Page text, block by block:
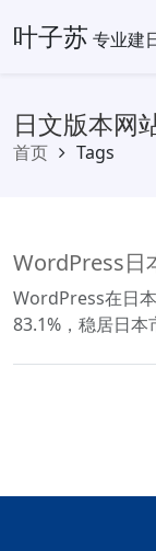
叶子苏 专业建
日文版本网
首页 Tags
WordPress日
WordPress在日
83.1%，稳居日本